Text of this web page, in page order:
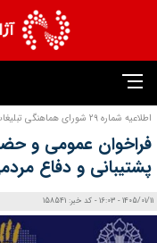
اطلاعیه شماره ۲۹ شورای هماهنگی تبلیغات اسلامی
فراخوان عمومی و
پشتیبانی و دفاع
1405/01/11 - 16:03 - کد خبر: 158541